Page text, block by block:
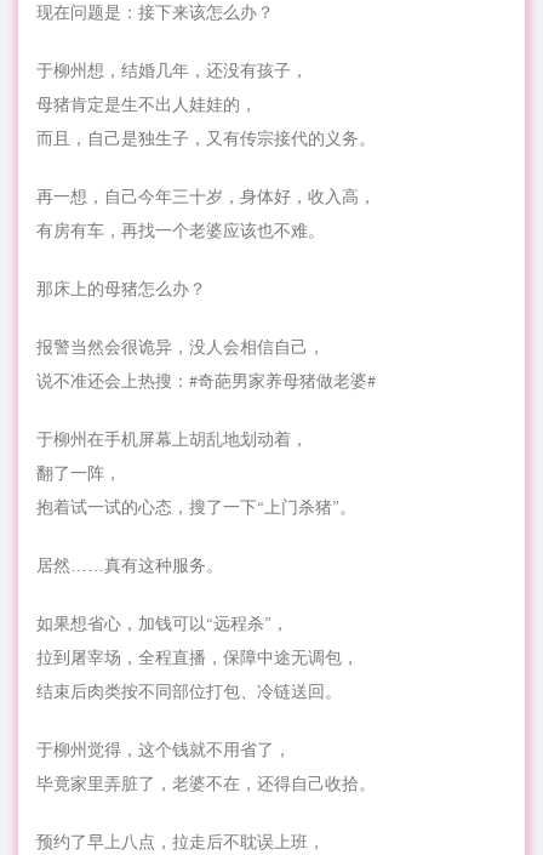
现在问题是：接下来该怎么办？
于柳州想，结婚几年，还没有孩子，
母猪肯定是生不出人娃娃的，
而且，自己是独生子，又有传宗接代的义务。
再一想，自己今年三十岁，身体好，收入高，
有房有车，再找一个老婆应该也不难。
那床上的母猪怎么办？
报警当然会很诡异，没人会相信自己，
说不准还会上热搜：#奇葩男家养母猪做老婆#
于柳州在手机屏幕上胡乱地划动着，
翻了一阵，
抱着试一试的心态，搜了一下“上门杀猪”。
居然……真有这种服务。
如果想省心，加钱可以“远程杀”，
拉到屠宰场，全程直播，保障中途无调包，
结束后肉类按不同部位打包、冷链送回。
于柳州觉得，这个钱就不用省了，
毕竟家里弄脏了，老婆不在，还得自己收拾。
预约了早上八点，拉走后不耽误上班，